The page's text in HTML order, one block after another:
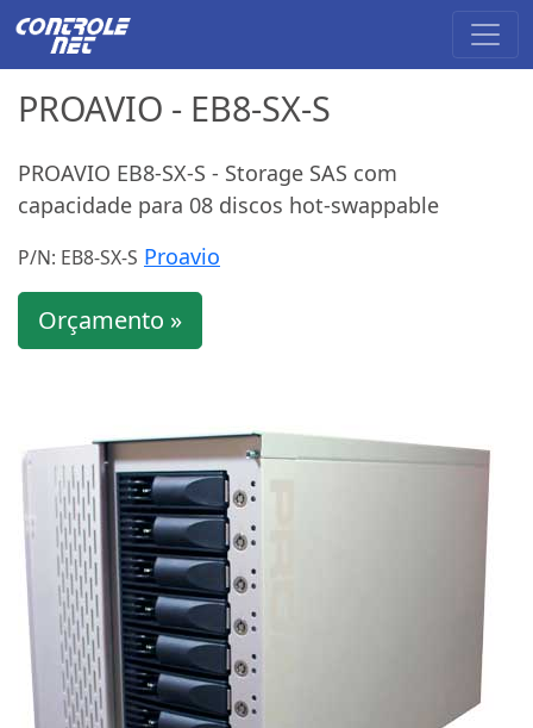
PROAVIO - EB8-SX-S
PROAVIO EB8-SX-S - Storage SAS com
capacidade para 08 discos hot-swappable
P/N: EB8-SX-S Proavio
Orçamento »